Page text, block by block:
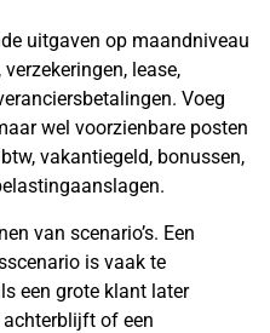
uitgaven op maandniveau
lease,
Voeg
wel voorzienbare posten
vakantiegeld, bonussen,
van scenario’s. Een
is vaak te
een grote klant later
of een